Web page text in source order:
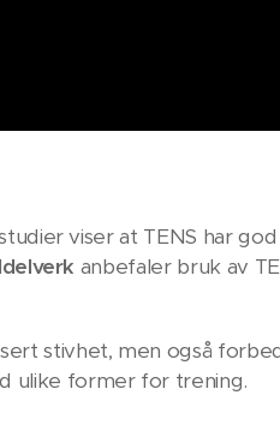
viser at TENS har god
anbefaler bruk av
stivhet, men også
ulike former for trening.